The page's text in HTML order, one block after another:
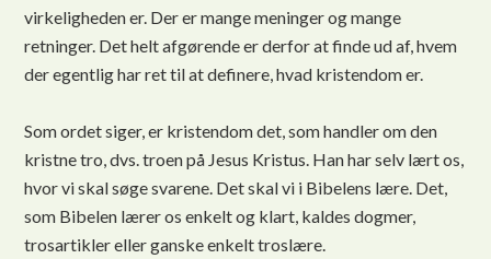
virkeligheden er. Der er mange meninger og mange
retninger. Det helt afgørende er derfor at finde ud af, hvem
der egentlig har ret til at definere, hvad kristendom er.
Som ordet siger, er kristendom det, som handler om den
kristne tro, dvs. troen på Jesus Kristus. Han har selv lært os,
hvor vi skal søge svarene. Det skal vi i Bibelens lære. Det,
som Bibelen lærer os enkelt og klart, kaldes dogmer,
trosartikler eller ganske enkelt troslære.